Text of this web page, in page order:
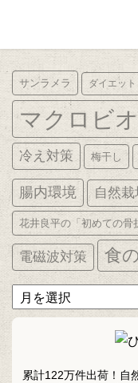
サンラメラ ダイエット
マクロビ
冷え対策 梅干し
腸内環境 自然栽
花井良平の「初めての骨
電磁波対策 食
ア
ー
カ
累計122万件出荷！自